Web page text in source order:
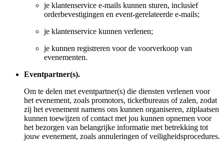
je klantenservice e-mails kunnen sturen, inclusief
orderbevestigingen en event-gerelateerde e-mails;
je klantenservice kunnen verlenen;
je kunnen registreren voor de voorverkoop van
evenementen.
Eventpartner(s).
Om te delen met eventpartner(s) die diensten verlenen voor
het evenement, zoals promotors, ticketbureaus of zalen, zodat
zij het evenement namens ons kunnen organiseren, zitplaatsen
kunnen toewijzen of contact met jou kunnen opnemen voor
het bezorgen van belangrijke informatie met betrekking tot
jouw evenement, zoals annuleringen of veiligheidsprocedures.